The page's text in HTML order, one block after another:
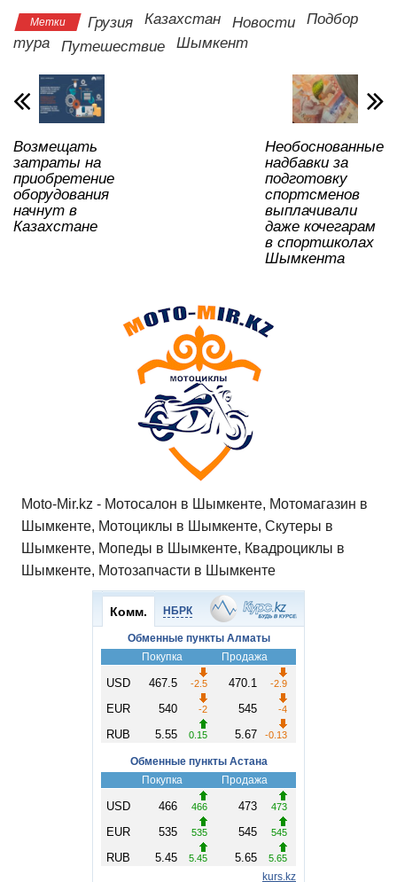
s
A
p
p
e
b
o
o
k
er
o
kl
gr
a
u
а
и
ть
Метки Грузия Казахстан Новости
Подбор
тура
Путешествие Шымкент
Возмещать
затраты на
приобретение
оборудования
начнут в
Казахстане
Необоснованные
надбавки за
подготовку
спортсменов
выплачивали
даже кочегарам
в спортшколах
Шымкента
Moto-Mir.kz - Мотосалон в Шымкенте, Мотомагазин в
Шымкенте, Мотоциклы в Шымкенте, Скутеры в
Шымкенте, Мопеды в Шымкенте, Квадроциклы в
Шымкенте, Мотозапчасти в Шымкенте